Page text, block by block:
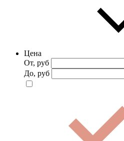
Цена
От, руб
До, руб